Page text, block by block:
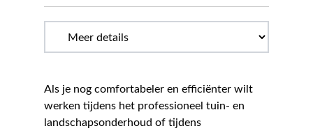
Als je nog comfortabeler en efficiënter wilt
werken tijdens het professioneel tuin- en
landschapsonderhoud of tijdens